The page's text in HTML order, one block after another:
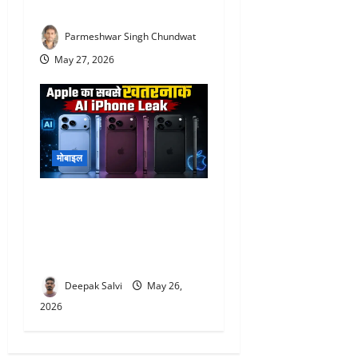
Parmeshwar Singh Chundwat
May 27, 2026
मोबाइल
Deepak Salvi
May 26,
2026